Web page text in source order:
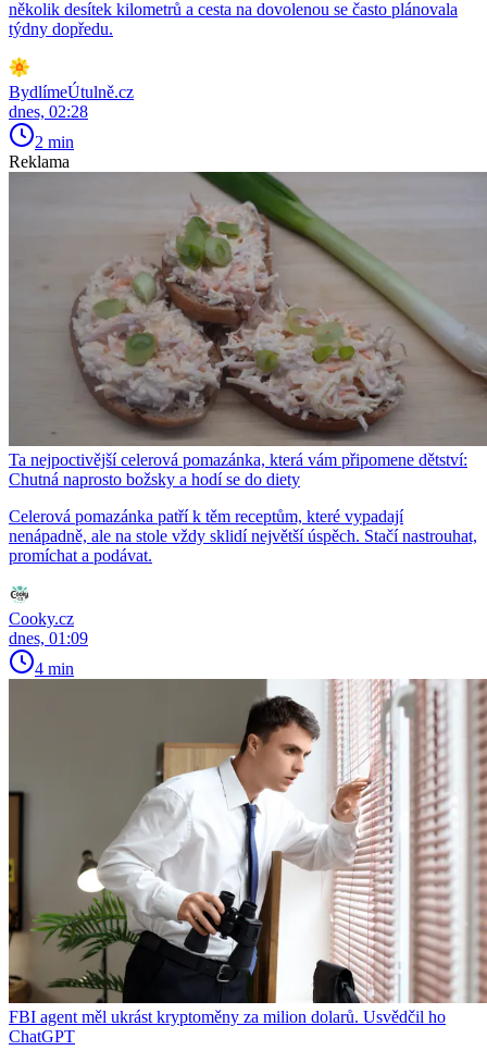
několik desítek kilometrů a cesta na dovolenou se často plánovala
týdny dopředu.
BydlímeÚtulně.cz
dnes, 02:28
2 min
Reklama
Ta nejpoctivější celerová pomazánka, která vám připomene dětství:
Chutná naprosto božsky a hodí se do diety
Celerová pomazánka patří k těm receptům, které vypadají
nenápadně, ale na stole vždy sklidí největší úspěch. Stačí nastrouhat,
promíchat a podávat.
Cooky.cz
dnes, 01:09
4 min
FBI agent měl ukrást kryptoměny za milion dolarů. Usvědčil ho
ChatGPT